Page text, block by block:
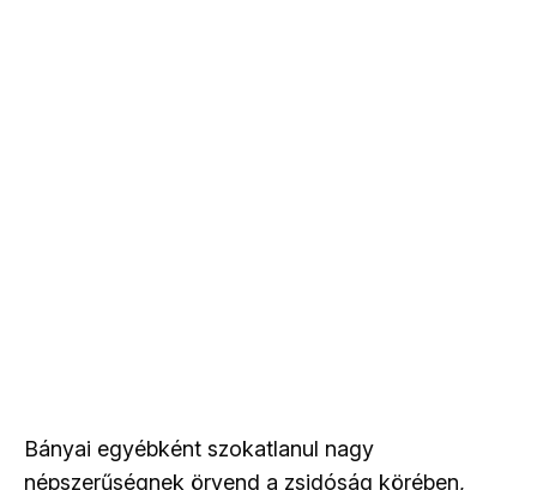
Bányai egyébként szokatlanul nagy
népszerűségnek örvend a zsidóság körében,